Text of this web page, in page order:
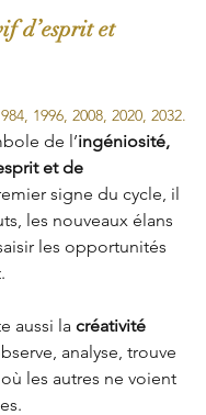
d’esprit et
1996, 2008, 2020, 2032.
de l’ingéniosité,
et de
signe du cycle, il
les nouveaux élans
les opportunités
aussi la créativité
analyse, trouve
les autres ne voient